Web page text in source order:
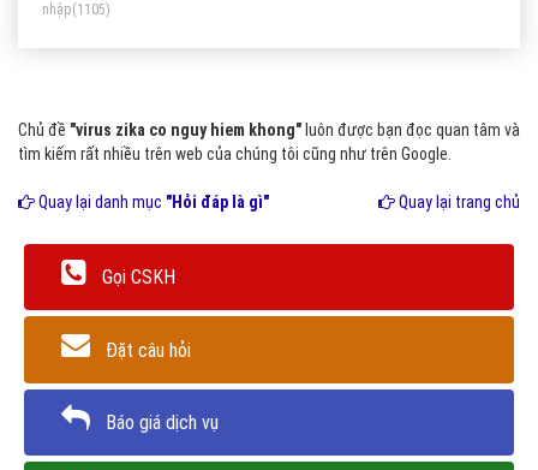
nhập(1105)
Chủ đề "virus zika co nguy hiem khong" luôn được bạn đọc quan tâm và
tìm kiếm rất nhiều trên web của chúng tôi cũng như trên Google.
Quay lại danh mục "Hỏi đáp là gì" Quay lại trang chủ
Gọi CSKH
Đặt câu hỏi
Báo giá dịch vụ